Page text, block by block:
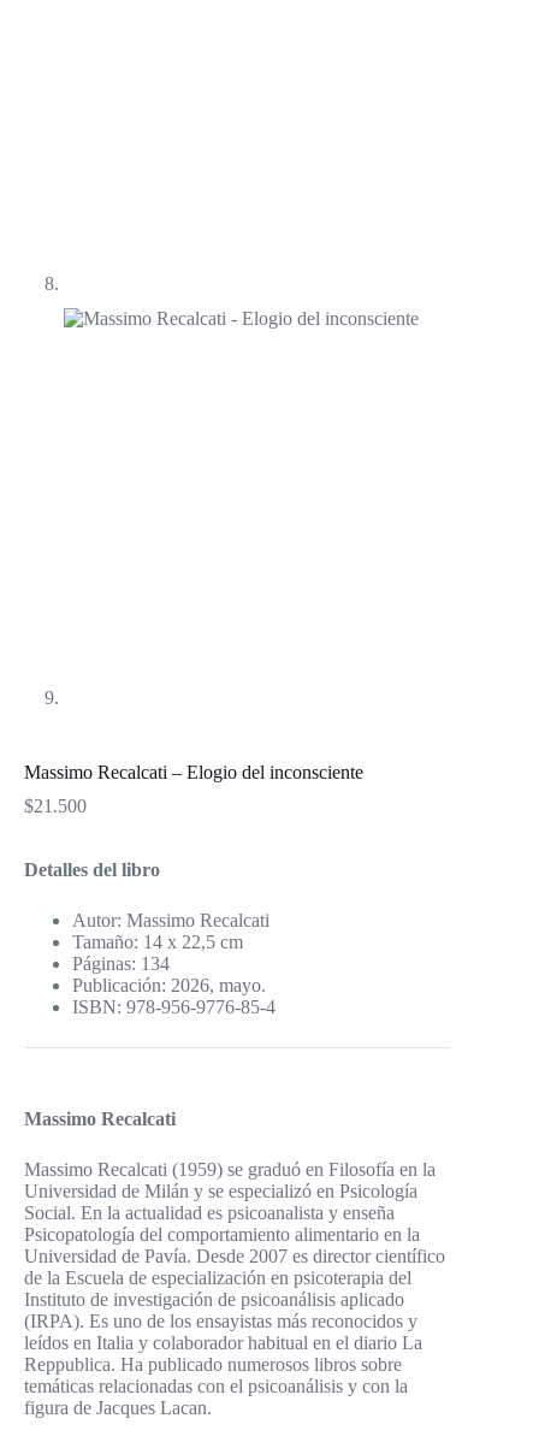
Massimo Recalcati – Elogio del inconsciente
$21.500
Detalles del libro
Autor: Massimo Recalcati
Tamaño: 14 x 22,5 cm
Páginas: 134
Publicación: 2026, mayo.
ISBN: 978-956-9776-85-4
Massimo Recalcati
Massimo Recalcati (1959) se graduó en Filosofía en la
Universidad de Milán y se especializó en Psicología
Social. En la actualidad es psicoanalista y enseña
Psicopatología del comportamiento alimentario en la
Universidad de Pavía. Desde 2007 es director científico
de la Escuela de especialización en psicoterapia del
Instituto de investigación de psicoanálisis aplicado
(IRPA). Es uno de los ensayistas más reconocidos y
leídos en Italia y colaborador habitual en el diario La
Reppublica. Ha publicado numerosos libros sobre
temáticas relacionadas con el psicoanálisis y con la
figura de Jacques Lacan.